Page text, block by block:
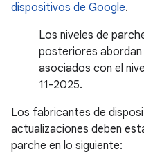
dispositivos de Google.
Los niveles de
posteriores
asociados con el
11-2025.
Los fabricantes de
actualizaciones deben
parche en lo siguiente: